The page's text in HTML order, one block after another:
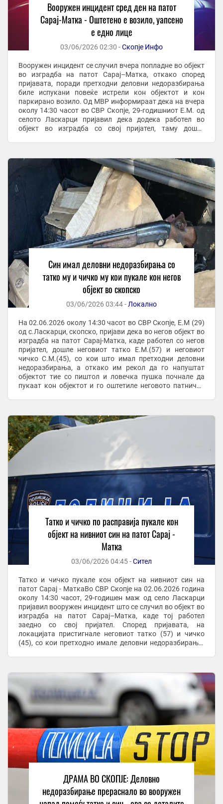
Вооружен инцидент сред ден на патот
Сарај-Матка - Оштетено е возило, уапсено
е едно лице
03/06/2026 02:30 -Скопје Инфо
Вооружен инцидент се случил вчера попладне во објект
во изградба на патот Сарај–Матка, откако според
пријавата, поради претходни деловни недоразбирања
биле испукани повеќе истрели кон објектот и кон
паркирано возило. Од МВР информираат дека на вчера
околу 14:30 часот во СВР Скопје, 29-годишниот Е.М. од
селото Ласкарци пријавил дека додека работел во
објект во изградба со свој пријател, таму дошле
Син имал деловни недоразбирања со
татко му и чичко му кои пукале кон негов
објект во скопско
03/06/2026 03:44 - Локално
На 02.06.2026 околу 14:30 часот во СВР Скопје, Е.М (29)
од с.Ласкарци, скопско, пријави дека во негов објект во
изградба на патот Сарај-Матка, каде работел со негов
пријател, дошле неговиот татко Е.М.(57) и неговиот
чичко С.М.(45), со кои што имал претходни деловни
недоразбирања, а откако им рекол да го напуштат
објектот тие со пиштол и ловечка пушка почнале да
пукаат кон објектот и го оштетиле неговото патничко
Татко и чичко по расправија пукале кон
објект на нивниот син на патот Сарај -
Матка
03/06/2026 04:45 -Сител
Татко и чичко пукале кон објект на нивниот син на
патот Сарај - МаткаВо СВР Скопје на 02.06.2026 година
околу 14:30 часот, 29-годишен маж од село Ласкарци
пријавил вооружен инцидент што се случил во објект во
изградба на патот Сарај–Матка, каде тој работел
заедно со свој пријател. Според пријавата, на
локацијата пристигнале неговиот татко (57) и чичко
(45), со кои претходно имале деловни недоразбирања.
ДРАМА ВО СКОПЈЕ: Деловно
недоразбирање прераснало во вооружен